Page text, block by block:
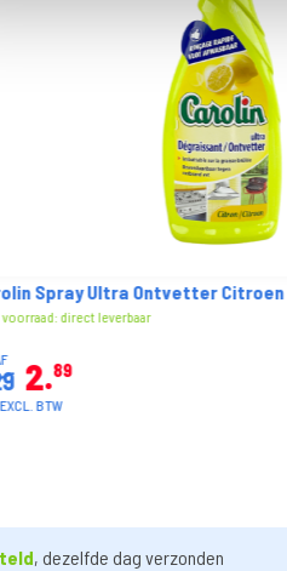
650ml
, dezelfde dag verzonden